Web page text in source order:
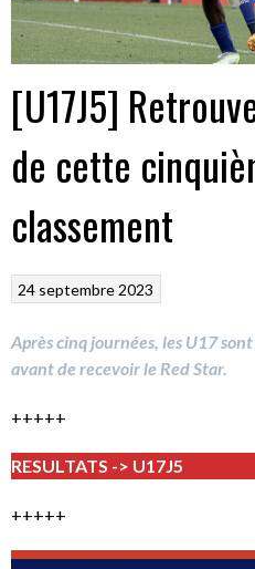
[U17J5]
de cette
classement
24 septembre 2023
Après cinq journées, les U17
avant de recevoir le Red Star.
+++++
RESULTATS -> U17J5
+++++